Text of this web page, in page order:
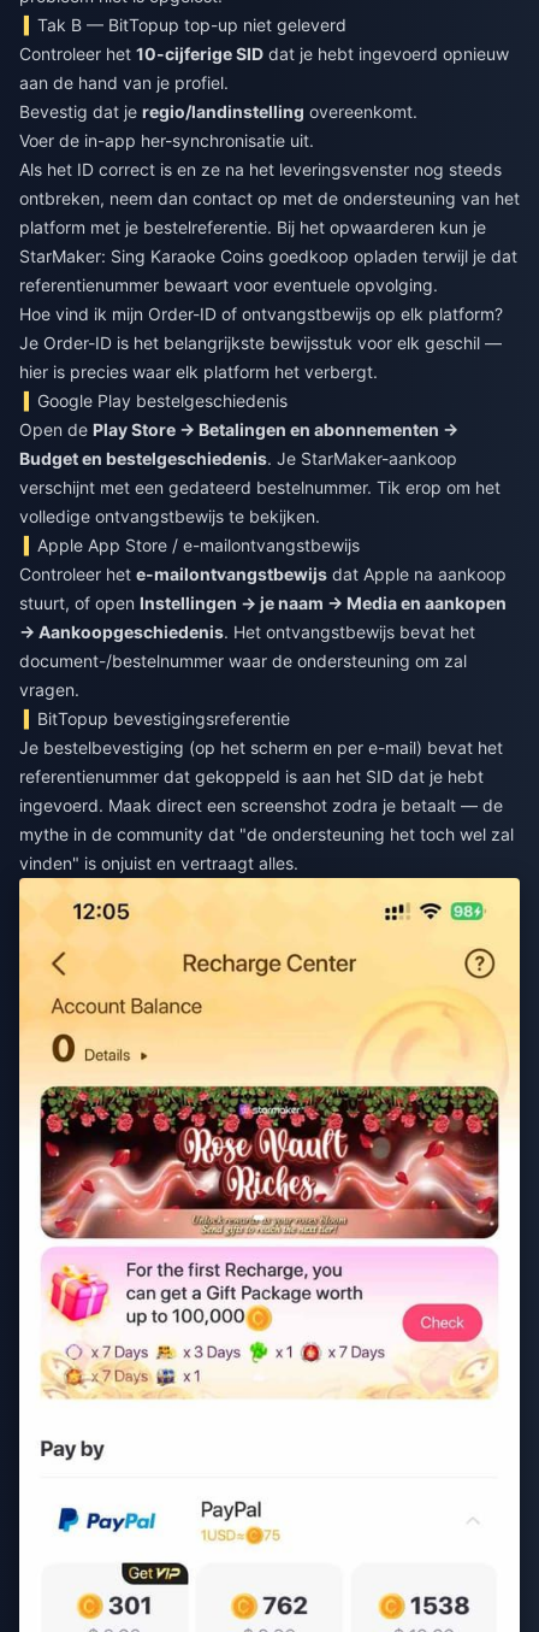
Tak B — BitTopup top-up niet geleverd
Controleer het 10-cijferige SID dat je hebt ingevoerd opnieuw
aan de hand van je profiel.
Bevestig dat je regio/landinstelling overeenkomt.
Voer de in-app her-synchronisatie uit.
Als het ID correct is en ze na het leveringsvenster nog steeds
ontbreken, neem dan contact op met de ondersteuning van het
platform met je bestelreferentie. Bij het opwaarderen kun je
StarMaker: Sing Karaoke Coins goedkoop opladen terwijl je dat
referentienummer bewaart voor eventuele opvolging.
Hoe vind ik mijn Order-ID of ontvangstbewijs op elk platform?
Je Order-ID is het belangrijkste bewijsstuk voor elk geschil —
hier is precies waar elk platform het verbergt.
Google Play bestelgeschiedenis
Open de Play Store → Betalingen en abonnementen →
Budget en bestelgeschiedenis. Je StarMaker-aankoop
verschijnt met een gedateerd bestelnummer. Tik erop om het
volledige ontvangstbewijs te bekijken.
Apple App Store / e-mailontvangstbewijs
Controleer het e-mailontvangstbewijs dat Apple na aankoop
stuurt, of open Instellingen → je naam → Media en aankopen
→ Aankoopgeschiedenis. Het ontvangstbewijs bevat het
document-/bestelnummer waar de ondersteuning om zal
vragen.
BitTopup bevestigingsreferentie
Je bestelbevestiging (op het scherm en per e-mail) bevat het
referentienummer dat gekoppeld is aan het SID dat je hebt
ingevoerd. Maak direct een screenshot zodra je betaalt — de
mythe in de community dat "de ondersteuning het toch wel zal
vinden" is onjuist en vertraagt alles.